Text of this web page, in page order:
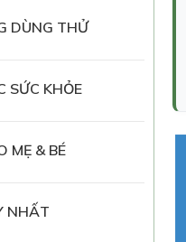
DÙNG THỬ
SỨC KHỎE
MẸ & BÉ
NHẤT